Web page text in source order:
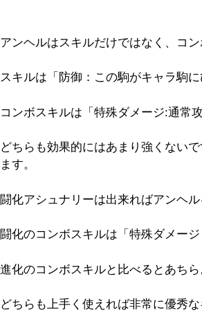
アンヘルはスキルだけではなく、コン
スキルは「防御：この駒がキャラ駒
コンボスキルは「特殊ダメージ:通常
どちらも効果的にはあまり強くない
ます。
闘化アシュナリーは出来ればアンヘ
闘化のコンボスキルは「特殊ダメー
進化のコンボスキルと比べるとあち
どちらも上手く使えれば非常に優秀